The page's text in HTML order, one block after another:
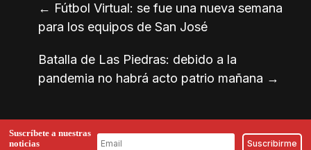
← Fútbol Virtual: se fue una nueva semana
para los equipos de San José
Batalla de Las Piedras: debido a la
pandemia no habrá acto patrio mañana →
Suscríbete a nuestras
noticias